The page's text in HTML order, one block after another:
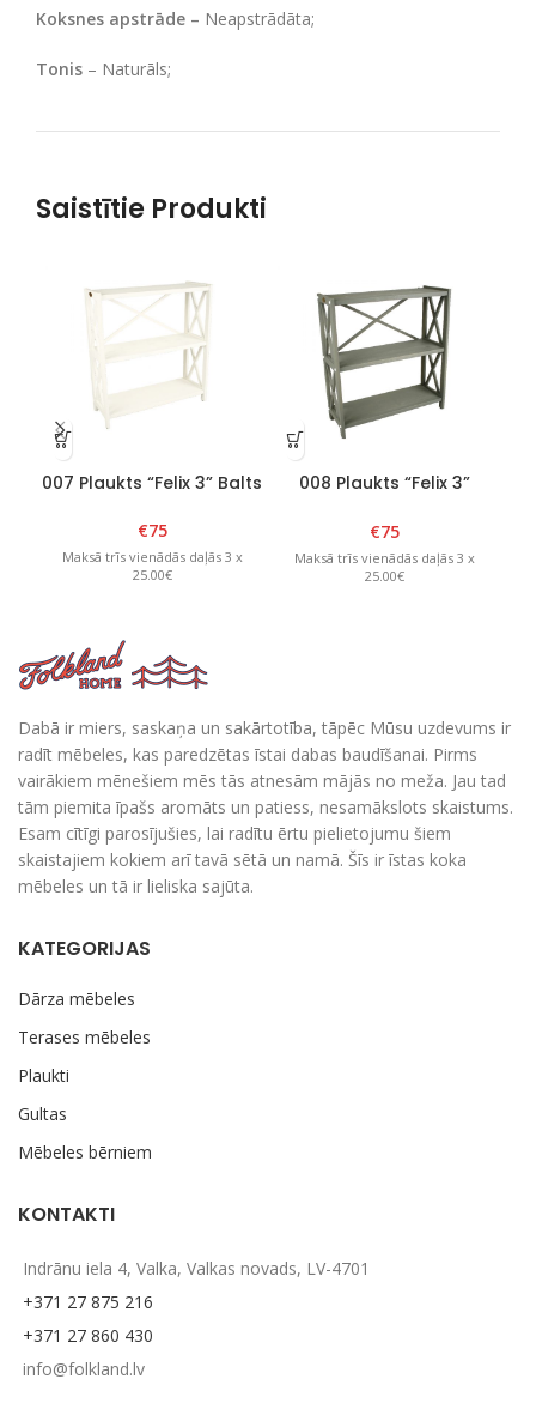
Koksnes apstrāde – Neapstrādāta;
Tonis – Naturāls;
Saistītie Produkti
007 Plaukts “Felix 3” Balts
€75
Maksā trīs vienādās daļās 3 x
25.00€
008 Plaukts “Felix 3”
€75
Maksā trīs vienādās daļās 3 x
25.00€
Dabā ir miers, saskaņa un sakārtotība, tāpēc Mūsu uzdevums ir
radīt mēbeles, kas paredzētas īstai dabas baudīšanai. Pirms
vairākiem mēnešiem mēs tās atnesām mājās no meža. Jau tad
tām piemita īpašs aromāts un patiess, nesamākslots skaistums.
Esam cītīgi parosījušies, lai radītu ērtu pielietojumu šiem
skaistajiem kokiem arī tavā sētā un namā. Šīs ir īstas koka
mēbeles un tā ir lieliska sajūta.
KATEGORIJAS
Dārza mēbeles
Terases mēbeles
Plaukti
Gultas
Mēbeles bērniem
KONTAKTI
Indrānu iela 4, Valka, Valkas novads, LV-4701
+371 27 875 216
+371 27 860 430
info@folkland.lv